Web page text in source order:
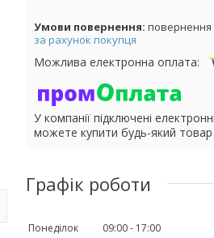
повернення
за рахунок покупця
У компанії підключені
можете купити будь-який
Графік роботи
Понеділок 09:00
17:00